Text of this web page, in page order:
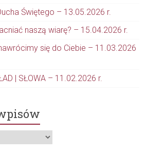
Świętego – 13.05.2026 r.
naszą wiarę? – 15.04.2026 r.
się do Ciebie – 11.03.2026
| SŁOWA – 11.02.2026 r.